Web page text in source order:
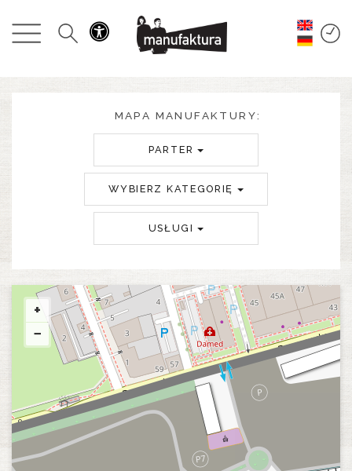
WYDARZENIA
PROMOCJE
RESTAURACJE
O NAS
MAPA MANUFAKTURY:
PARTER
WYBIERZ KATEGORIĘ
USŁUGI
+
−